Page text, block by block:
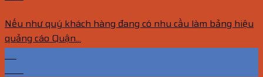
Nếu như quý khách hàng đang có nhu cầu làm bảng hiệu
quảng cáo Quận...
09
Th11